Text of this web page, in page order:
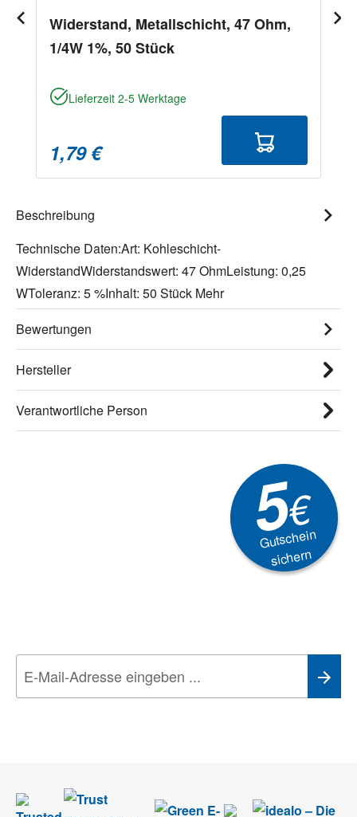
Widerstand, Metallschicht, 47 Ohm,
1/4W 1%, 50 Stück
Lieferzeit 2-5 Werktage
1,79 €
Beschreibung
Technische Daten:Art: Kohleschicht-
WiderstandWiderstandswert: 47 OhmLeistung: 0,25
WToleranz: 5 %Inhalt: 50 Stück Mehr
Bewertungen
Hersteller
Verantwortliche Person
5€
Gutschein
sichern